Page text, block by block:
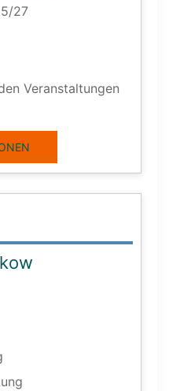
27
Veranstaltungen